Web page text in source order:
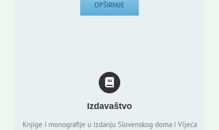
OPŠIRNIJE
Izdavaštvo
Knjige i monografije u izdanju Slovenskog doma i Vijeća